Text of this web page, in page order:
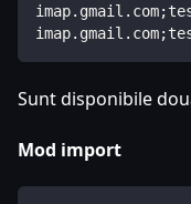
Sunt disponibile
Mod import